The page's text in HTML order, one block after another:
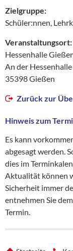
Zielgruppe:
Schüler:nnen,
Veranstaltungsort:
Hessenhalle
An der Hessenhalle
35398 Gießen
Zurück zur
Hinweis zum
Es kann
abgesagt werden.
dies im
Aktualität können
Sicherheit immer
entnehmen Sie
Termin.